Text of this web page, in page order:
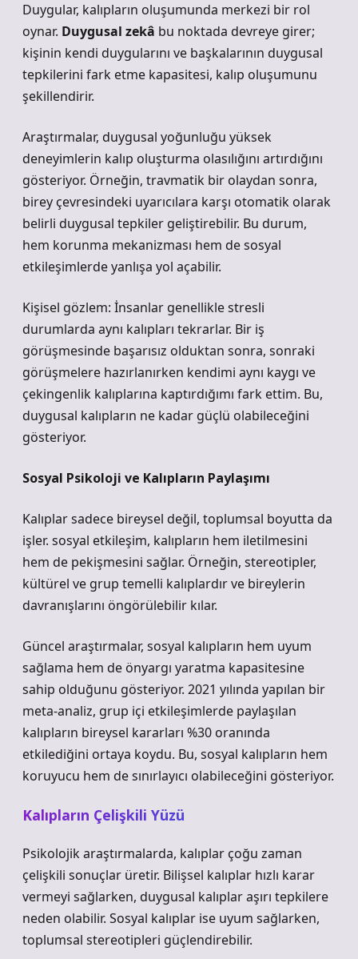
Duygular, kalıpların oluşumunda merkezi bir rol
oynar. Duygusal zekâ bu noktada devreye girer;
kişinin kendi duygularını ve başkalarının duygusal
tepkilerini fark etme kapasitesi, kalıp oluşumunu
şekillendirir.
Araştırmalar, duygusal yoğunluğu yüksek
deneyimlerin kalıp oluşturma olasılığını artırdığını
gösteriyor. Örneğin, travmatik bir olaydan sonra,
birey çevresindeki uyarıcılara karşı otomatik olarak
belirli duygusal tepkiler geliştirebilir. Bu durum,
hem korunma mekanizması hem de sosyal
etkileşimlerde yanlışa yol açabilir.
Kişisel gözlem: İnsanlar genellikle stresli
durumlarda aynı kalıpları tekrarlar. Bir iş
görüşmesinde başarısız olduktan sonra, sonraki
görüşmelere hazırlanırken kendimi aynı kaygı ve
çekingenlik kalıplarına kaptırdığımı fark ettim. Bu,
duygusal kalıpların ne kadar güçlü olabileceğini
gösteriyor.
Sosyal Psikoloji ve Kalıpların Paylaşımı
Kalıplar sadece bireysel değil, toplumsal boyutta da
işler. sosyal etkileşim, kalıpların hem iletilmesini
hem de pekişmesini sağlar. Örneğin, stereotipler,
kültürel ve grup temelli kalıplardır ve bireylerin
davranışlarını öngörülebilir kılar.
Güncel araştırmalar, sosyal kalıpların hem uyum
sağlama hem de önyargı yaratma kapasitesine
sahip olduğunu gösteriyor. 2021 yılında yapılan bir
meta-analiz, grup içi etkileşimlerde paylaşılan
kalıpların bireysel kararları %30 oranında
etkilediğini ortaya koydu. Bu, sosyal kalıpların hem
koruyucu hem de sınırlayıcı olabileceğini gösteriyor.
Kalıpların Çelişkili Yüzü
Psikolojik araştırmalarda, kalıplar çoğu zaman
çelişkili sonuçlar üretir. Bilişsel kalıplar hızlı karar
vermeyi sağlarken, duygusal kalıplar aşırı tepkilere
neden olabilir. Sosyal kalıplar ise uyum sağlarken,
toplumsal stereotipleri güçlendirebilir.